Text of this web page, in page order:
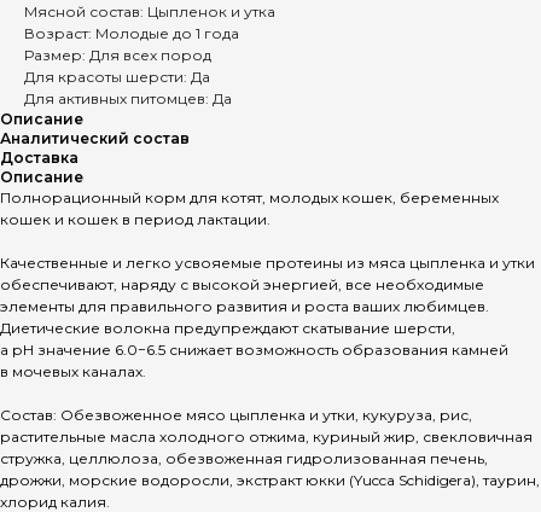
Мясной состав: Цыпленок и утка
Возраст: Молодые до 1 года
Размер: Для всех пород
Для красоты шерсти: Да
Для активных питомцев: Да
Описание
Аналитический состав
Доставка
Описание
Полнорационный корм для котят, молодых кошек, беременных
кошек и кошек в период лактации.
Качественные и легко усвояемые протеины из мяса цыпленка и утки
обеспечивают, наряду с высокой энергией, все необходимые
элементы для правильного развития и роста ваших любимцев.
Диетические волокна предупреждают скатывание шерсти,
а рН значение 6.0−6.5 снижает возможность образования камней
в мочевых каналах.
Состав: Обезвоженное мясо цыпленка и утки, кукуруза, рис,
растительные масла холодного отжима, куриный жир, свекловичная
стружка, целлюлоза, обезвоженная гидролизованная печень,
дрожжи, морские водоросли, экстракт юкки (Yucca Schidigera), таурин,
хлорид калия.